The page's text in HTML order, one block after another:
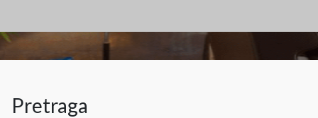
Pretraga